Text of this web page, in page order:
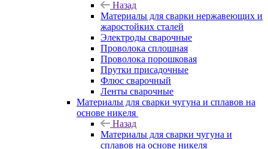
Назад
Материалы для сварки нержавеющих и
жаростойких сталей
Электроды сварочные
Проволока сплошная
Проволока порошковая
Прутки присадочные
Флюс сварочный
Ленты сварочные
Материалы для сварки чугуна и сплавов на
основе никеля
Назад
Материалы для сварки чугуна и
сплавов на основе никеля